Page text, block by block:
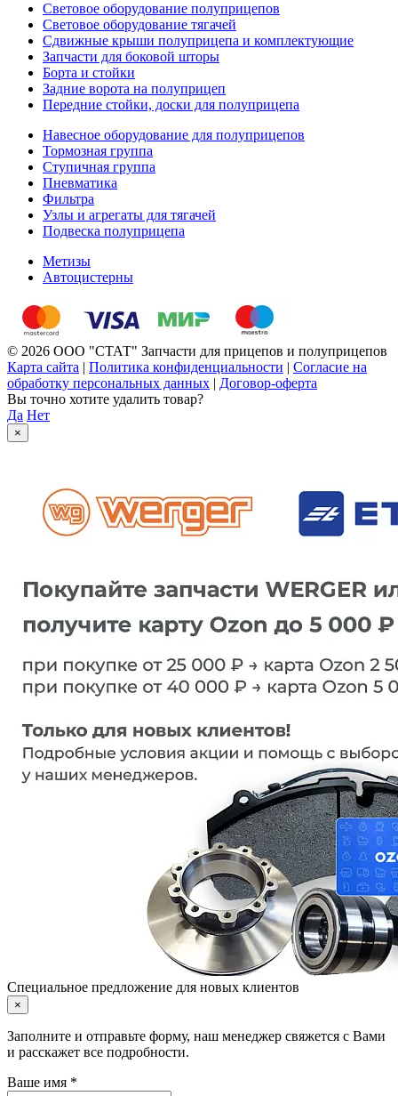
Световое оборудование полуприцепов
Световое оборудование тягачей
Сдвижные крыши полуприцепа и комплектующие
Запчасти для боковой шторы
Борта и стойки
Задние ворота на полуприцеп
Передние стойки, доски для полуприцепа
Навесное оборудование для полуприцепов
Тормозная группа
Ступичная группа
Пневматика
Фильтра
Узлы и агрегаты для тягачей
Подвеска полуприцепа
Метизы
Автоцистерны
© 2026 ООО "СТАТ" Запчасти для прицепов и полуприцепов
Карта сайта | Политика конфиденциальности | Согласие на
обработку персональных данных | Договор-оферта
Вы точно хотите удалить товар?
Да Нет
×
Специальное предложение для новых клиентов
×
Заполните и отправьте форму, наш менеджер свяжется с Вами
и расскажет все подробности.
Ваше имя *